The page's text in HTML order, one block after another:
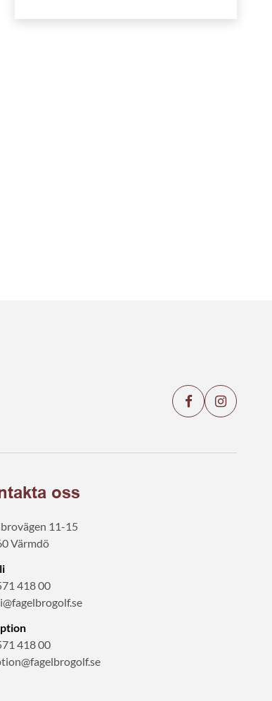
oss
11-15
Värmdö
418 00
418 00